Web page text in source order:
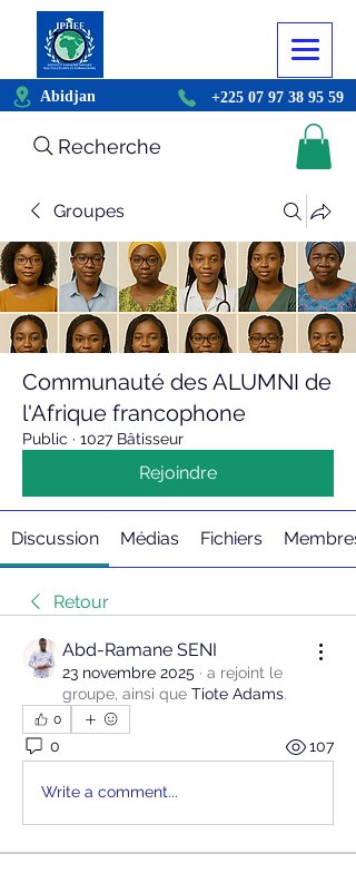
Abidjan +225 07 97 38 95 59
Recherche
Groupes
Communauté des ALUMNI de
l'Afrique francophone
Public · 1027 Bâtisseur
Rejoindre
Discussion Médias Fichiers Membres
Retour
Abd-Ramane SENI
23 novembre 2025 · a rejoint le
groupe, ainsi que Tiote Adams.
0
0 107
Write a comment...